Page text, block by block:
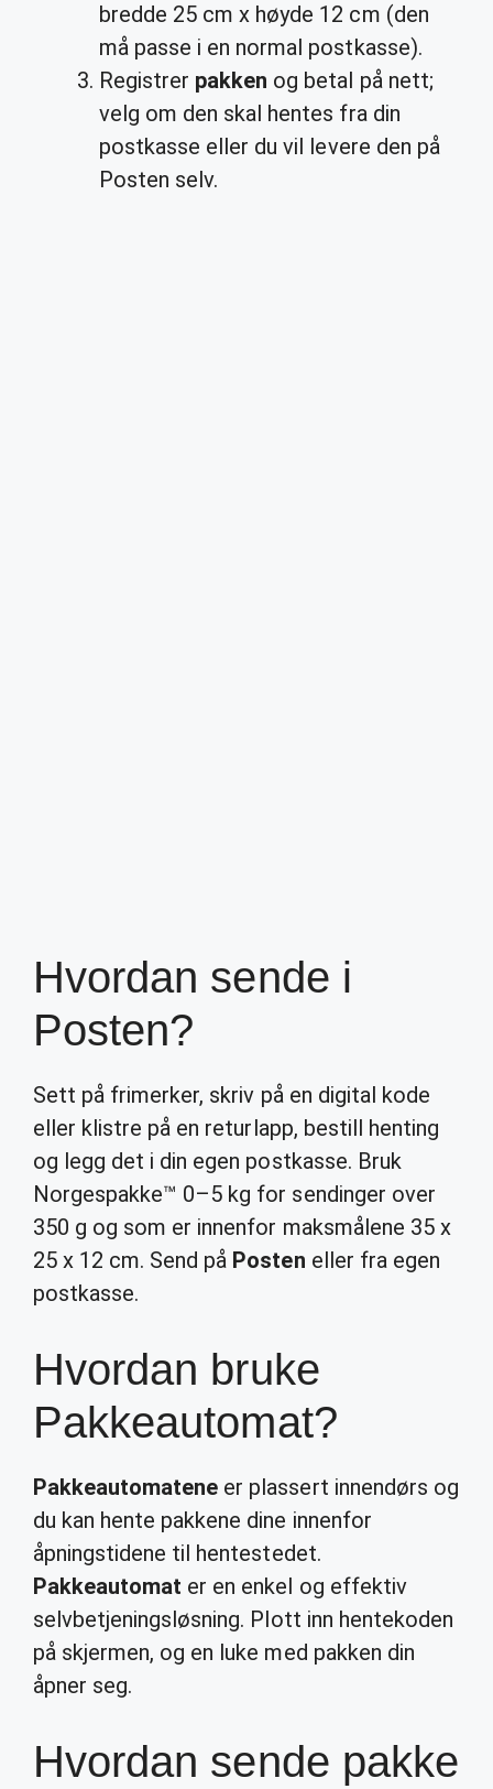
bredde 25 cm x høyde 12 cm (den
må passe i en normal postkasse).
Registrer pakken og betal på nett;
velg om den skal hentes fra din
postkasse eller du vil levere den på
Posten selv.
Hvordan sende i
Posten?
Sett på frimerker, skriv på en digital kode
eller klistre på en returlapp, bestill henting
og legg det i din egen postkasse. Bruk
Norgespakke™ 0–5 kg for sendinger over
350 g og som er innenfor maksmålene 35 x
25 x 12 cm. Send på Posten eller fra egen
postkasse.
Hvordan bruke
Pakkeautomat?
Pakkeautomatene er plassert innendørs og
du kan hente pakkene dine innenfor
åpningstidene til hentestedet.
Pakkeautomat er en enkel og effektiv
selvbetjeningsløsning. Plott inn hentekoden
på skjermen, og en luke med pakken din
åpner seg.
Hvordan sende pakke